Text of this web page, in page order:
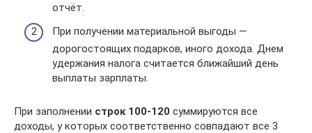
отчёт.
При получении материальной выгоды —
дорогостоящих подарков, иного дохода. Днем
удержания налога считается ближайший день
выплаты зарплаты.
При заполнении строк 100-120 суммируются все
доходы, у которых соответственно совпадают все 3